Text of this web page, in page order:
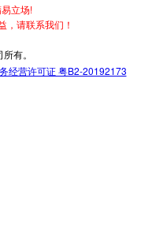
立场!
，请联系我们！
有。
经营许可证 粤B2-20192173